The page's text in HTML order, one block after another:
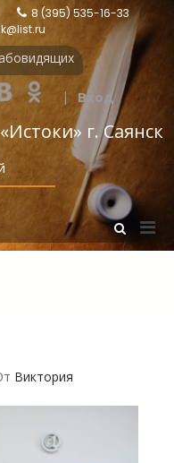
8 (395) 535-16-33
| Вход
г. Саянск
Показать
форму
Виктория